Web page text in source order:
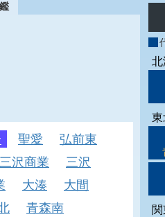
聖愛
弘前東
三沢商業
三沢
大湊
大間
青森南
関